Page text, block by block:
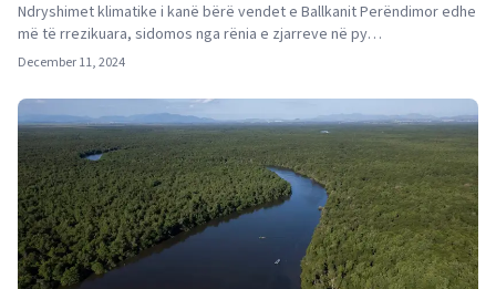
Ndryshimet klimatike i kanë bërë vendet e Ballkanit Perëndimor edhe
më të rrezikuara, sidomos nga rënia e zjarreve në py…
December 11, 2024